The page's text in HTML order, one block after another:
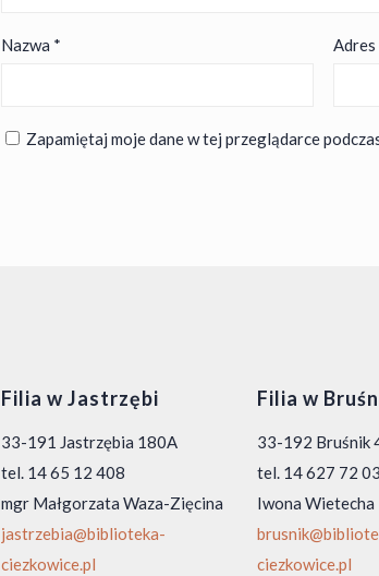
Nazwa * Adres
Zapamiętaj moje dane w tej przeglądarce
Filia w Jastrzębi
33-191 Jastrzębia 180A
tel. 14 65 12 408
mgr Małgorzata Waza-Zięcina
jastrzebia@biblioteka-
ciezkowice.pl
Filia w
33-192 Bruśnik
tel. 14 627 72 03
Iwona Wietecha
ciezkowice.pl